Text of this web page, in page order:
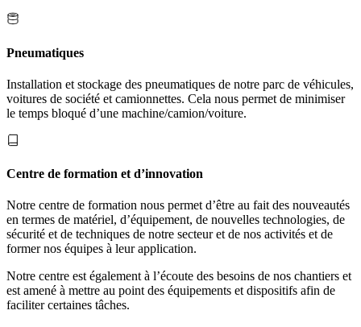
Pneumatiques
Installation et stockage des pneumatiques de notre parc de véhicules,
voitures de société et camionnettes. Cela nous permet de minimiser
le temps bloqué d’une machine/camion/voiture.
Centre de formation et d’innovation
Notre centre de formation nous permet d’être au fait des nouveautés
en termes de matériel, d’équipement, de nouvelles technologies, de
sécurité et de techniques de notre secteur et de nos activités et de
former nos équipes à leur application.
Notre centre est également à l’écoute des besoins de nos chantiers et
est amené à mettre au point des équipements et dispositifs afin de
faciliter certaines tâches.